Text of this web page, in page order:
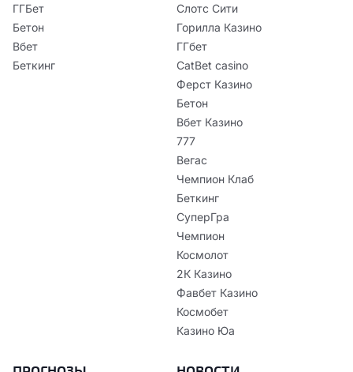
ГГБет
Бетон
Вбет
Беткинг
Слотс Сити
Горилла Казино
ГГбет
CatBet casino
Ферст Казино
Бетон
Вбет Казино
777
Вегас
Чемпион Клаб
Беткинг
СуперГра
Чемпион
Космолот
2К Казино
Фавбет Казино
Космобет
Казино Юа